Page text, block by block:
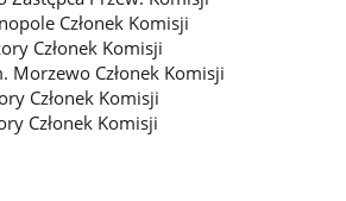
Członek Komisji
Członek Komisji
Morzewo Członek Komisji
Członek Komisji
Członek Komisji